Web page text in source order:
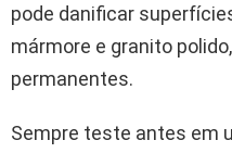
pode danificar
mármore e granito
permanentes.
Sempre teste antes em